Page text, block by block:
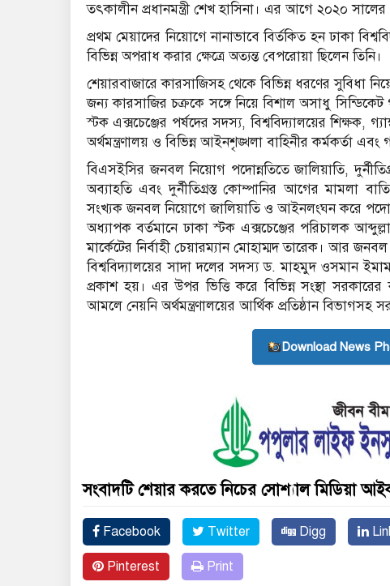
তৎকালীন প্রধানমন্ত্রী শেখ হাসিনা। এর আগে ২০২০
প্রথম মেয়াদের নিয়োগে নানাভাবে বির্তকিত হন ঢাকা
বিভিন্ন অপরাধ করার ক্ষেত্রে অত্যন্ত বেপরোয়া ছিলেন তিনি।
শেয়ারবাজারে কারসাজিসহ থেকে বিভিন্ন ধরণের সুবিধা
জন্য কারসাজির চক্রকে সঙ্গে নিয়ে বিশাল অসাধু
স্টক এক্সচেঞ্জের পর্ষদের সদস্য, বিশ্ববিদ্যালয়ের শিক্ষক,
অর্থমন্ত্রণালয় ও বিভিন্ন আইনশৃঙ্খলা বাহিনীর কর্মকর্তা
বিএসইসির জনবল নিয়োগ পদোন্নতিতে জালিয়াতি,
অব্যাহতি এবং দুর্নীতিগ্রস্ত কোম্পানির আগের মামলা
সংখ্যক জনবল নিয়োগে জালিয়াতি ও আইনলংঘন করে
অধ্যাপক বর্তমানে ঢাকা স্টক এক্সচেঞ্জের পরিচালক
মার্কেটের নির্বাহী চেয়ারম্যান মোহাম্মদ তারেক। আর
বিশ্ববিদ্যালয়ের সাদা দলের সদস্য ড. মাহমুদ ওসমান
প্রকাশ হয়। এর উপর ভিত্তি করে বিভিন্ন সংস্থা
আমলে নেয়নি অর্থমন্ত্রণালয়ের আর্থিক প্রতিষ্ঠান বিভাগসহ
Download News
সংবাদটি শেয়ার করতে নিচের সোশ্যাল মিডিয়া
Facebook Twitter Digg
Pinterest Print